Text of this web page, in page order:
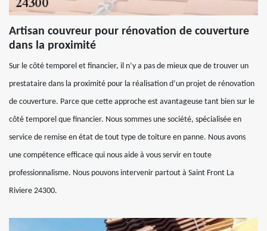
Artisan couvreur pour rénovation de couverture
dans la proximité
Sur le côté temporel et financier, il n’y a pas de mieux que de trouver un
prestataire dans la proximité pour la réalisation d’un projet de rénovation
de couverture. Parce que cette approche est avantageuse tant bien sur le
côté temporel que financier. Nous sommes une société, spécialisée en
service de remise en état de tout type de toiture en panne. Nous avons
une compétence efficace qui nous aide à vous servir en toute
professionnalisme. Nous pouvons intervenir partout à Saint Front La
Riviere 24300.